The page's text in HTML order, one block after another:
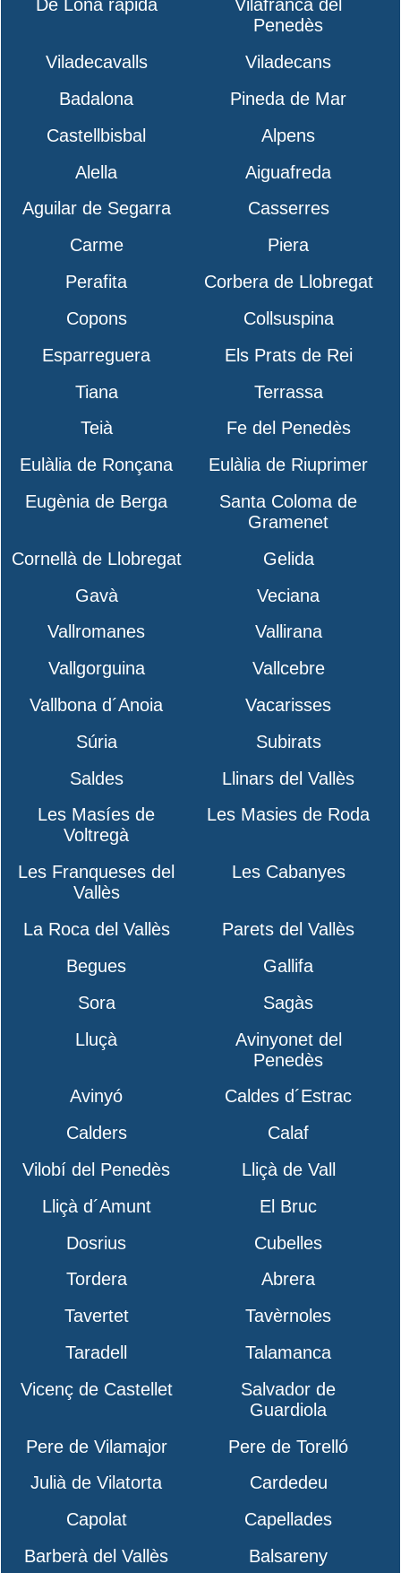
De Lona rápida
Vilafranca del
Penedès
Viladecavalls
Viladecans
Badalona
Pineda de Mar
Castellbisbal
Alpens
Alella
Aiguafreda
Aguilar de Segarra
Casserres
Carme
Piera
Perafita
Corbera de Llobregat
Copons
Collsuspina
Esparreguera
Els Prats de Rei
Tiana
Terrassa
Teià
Fe del Penedès
Eulàlia de Ronçana
Eulàlia de Riuprimer
Eugènia de Berga
Santa Coloma de
Gramenet
Cornellà de Llobregat
Gelida
Gavà
Veciana
Vallromanes
Vallirana
Vallgorguina
Vallcebre
Vallbona d´Anoia
Vacarisses
Súria
Subirats
Saldes
Llinars del Vallès
Les Masíes de
Voltregà
Les Masies de Roda
Les Franqueses del
Vallès
Les Cabanyes
La Roca del Vallès
Parets del Vallès
Begues
Gallifa
Sora
Sagàs
Lluçà
Avinyonet del
Penedès
Avinyó
Caldes d´Estrac
Calders
Calaf
Vilobí del Penedès
Lliçà de Vall
Lliçà d´Amunt
El Bruc
Dosrius
Cubelles
Tordera
Abrera
Tavertet
Tavèrnoles
Taradell
Talamanca
Vicenç de Castellet
Salvador de
Guardiola
Pere de Vilamajor
Pere de Torelló
Julià de Vilatorta
Cardedeu
Capolat
Capellades
Barberà del Vallès
Balsareny